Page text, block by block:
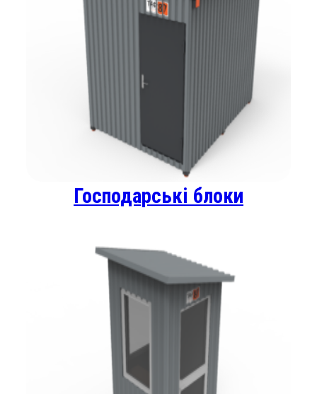
Господарські блоки